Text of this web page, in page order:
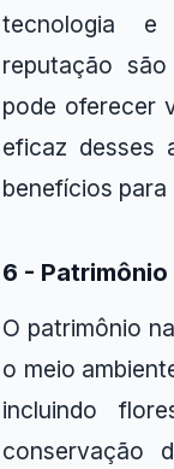
tecnologia
reputação
pode oferecer
eficaz desses
benefícios para
6 -
O patrimônio
o meio
incluindo
conservação